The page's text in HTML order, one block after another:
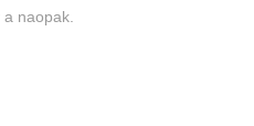
a naopak.